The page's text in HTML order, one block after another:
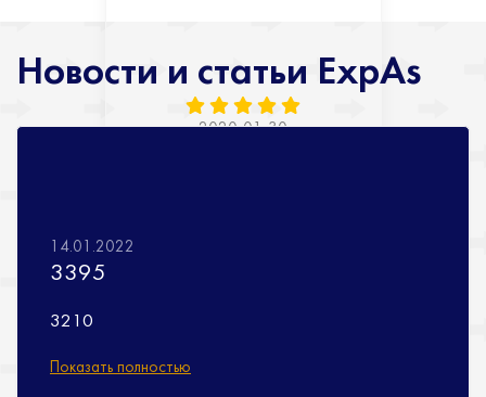
2020-01-30
Новости и статьи ExpAs
14.01.2022
3395
3210
Показать полностью